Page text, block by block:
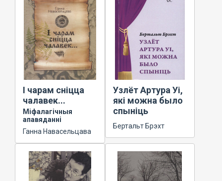
I чарам сніцца
чалавек...
Міфалагічныя
апавяданні
Ганна Навасельцава
Узлёт Артура Уі,
які можна было
спыніць
Бертальт Брэхт